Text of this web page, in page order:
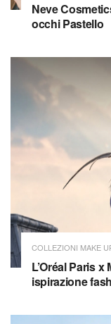
Neve
occhi Pastello
COLLEZIONI MAKE
L’Oréal Paris
ispirazione